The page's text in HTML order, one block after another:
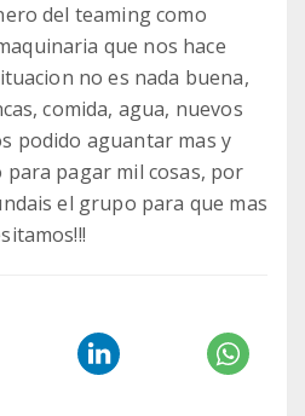
del teaming como
que nos hace
no es nada buena,
comida, agua, nuevos
podido aguantar mas y
pagar mil cosas, por
el grupo para que mas